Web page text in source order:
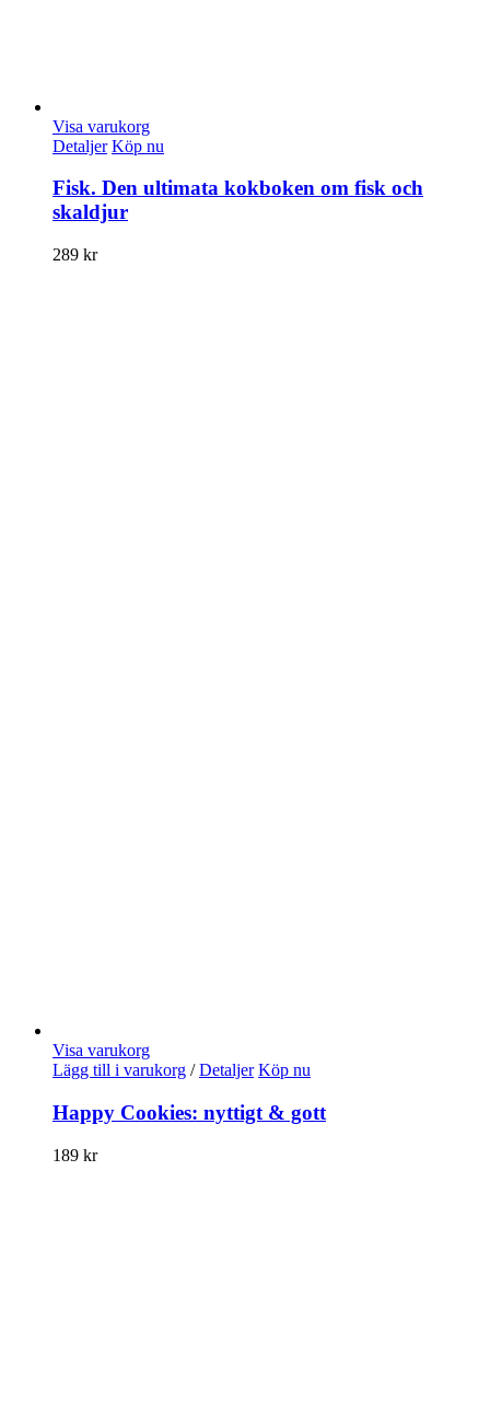
Visa varukorg
Detaljer Köp nu
Fisk. Den ultimata kokboken om fisk och
skaldjur
289 kr
Visa varukorg
Lägg till i varukorg / Detaljer Köp nu
Happy Cookies: nyttigt & gott
189 kr